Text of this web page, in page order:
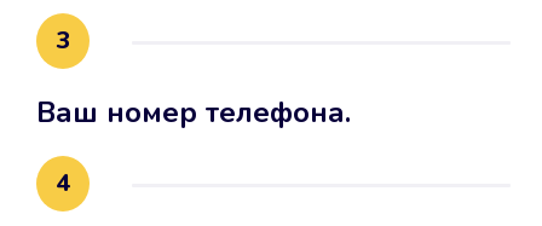
3
Ваш номер телефона.
4